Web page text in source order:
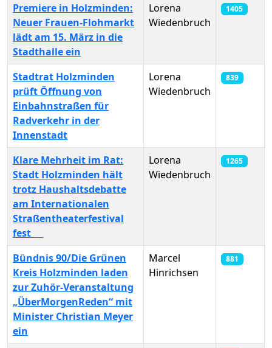
Premiere in Holzminden:
Neuer Frauen-Flohmarkt
lädt am 15. März in die
Stadthalle ein
Lorena
Wiedenbruch
1405
Stadtrat Holzminden
prüft Öffnung von
Einbahnstraßen für
Radverkehr in der
Innenstadt
Lorena
Wiedenbruch
839
Klare Mehrheit im Rat:
Stadt Holzminden hält
trotz Haushaltsdebatte
am Internationalen
Straßentheaterfestival
fest
Lorena
Wiedenbruch
1265
Bündnis 90/Die Grünen
Kreis Holzminden laden
zur Zuhör-Veranstaltung
„ÜberMorgenReden“ mit
Minister Christian Meyer
ein
Marcel
Hinrichsen
881